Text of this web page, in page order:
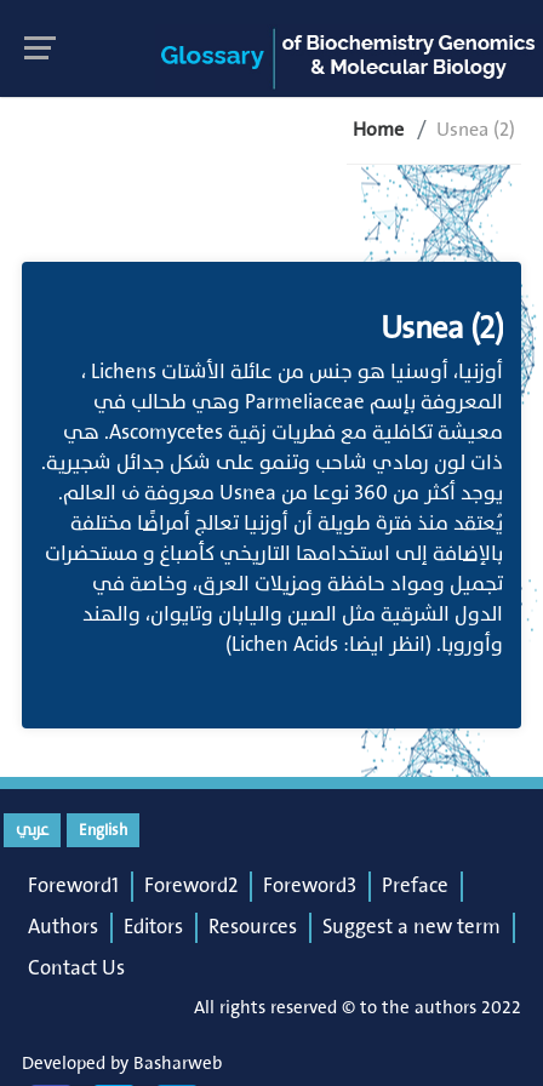
Home Usnea (2)
Usnea (2)
أوزنيا، أوسنيا هو جنس من عائلة الأشتات Lichens ،
المعروفة بإسم Parmeliaceae وهي طحالب في
معيشة تكافلية مع فطريات زقية Ascomycetes. هي
ذات لون رمادي شاحب وتنمو على شكل جدائل شجيرية.
يوجد أكثر من 360 نوعا من Usnea معروفة ف العالم.
يُعتقد منذ فترة طويلة أن أوزنيا تعالج أمراضًا مختلفة
بالإضافة إلى استخدامها التاريخي كأصباغ و مستحضرات
تجميل ومواد حافظة ومزيلات العرق، وخاصة في
الدول الشرقية مثل الصين واليابان وتايوان، والهند
وأوروبا. (انظر ايضا: Lichen Acids)
English عربي
Foreword1 Foreword2 Foreword3
Preface
Authors
Editors Resources
Suggest a new term
Contact Us
All rights reserved © to the authors 2022
Developed by Basharweb